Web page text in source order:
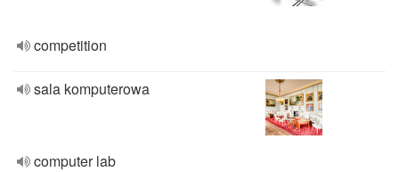
competition
sala komputerowa
computer lab